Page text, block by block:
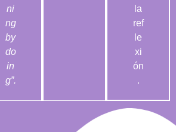
ni
ng
by
do
in
g”.
la
ref
le
xi
ón
.